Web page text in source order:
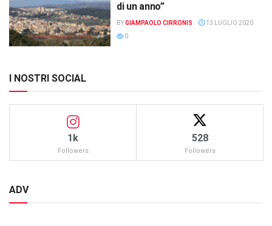
di un anno”
BYGIAMPAOLO CIRRONIS
13 LUGLIO 2020
0
I NOSTRI SOCIAL
1k
Followers
528
Followers
ADV